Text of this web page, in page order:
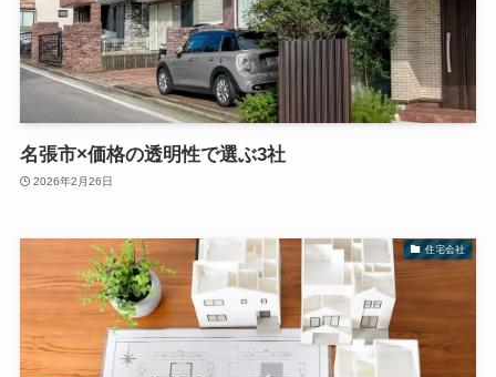
名張市×価格の透明性で選ぶ3社
2026年2月26日
住宅会社